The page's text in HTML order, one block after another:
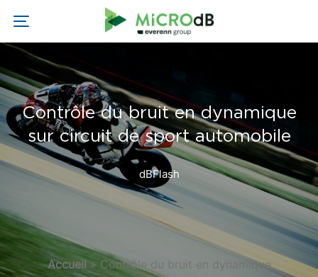
Contrôle du bruit en dynamique
sur circuit de sport automobile
dBFlash
Accueil » Contrôle du bruit en dynamique